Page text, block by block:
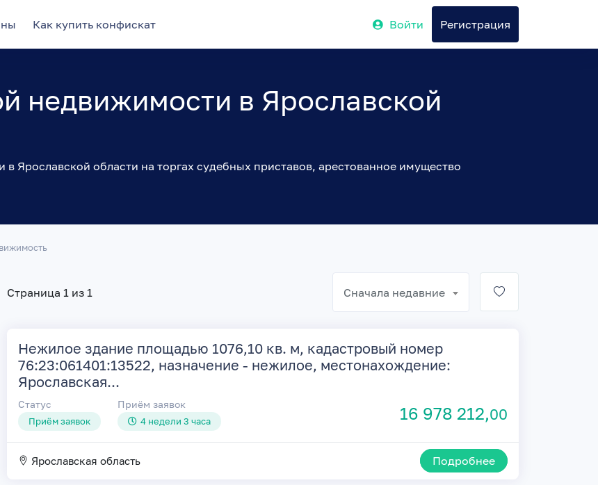
Как купить конфискат Войти Регистрация
недвижимости в Ярославской
Ярославской области на торгах судебных приставов, арестованное имущество
Страница 1 из 1 Сначала недавние
Нежилое здание площадью 1076,10 кв. м, кадастровый номер
76:23:061401:13522, назначение - нежилое, местонахождение:
Ярославская...
Статус
Приём заявок
Приём заявок
4 недели 3 часа 16 978 212,00
Ярославская область Подробнее